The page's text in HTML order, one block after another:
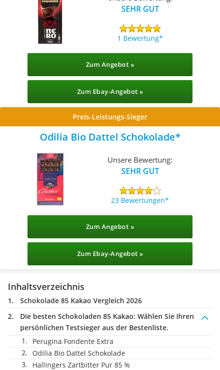
SEHR GUT
1 Bewertung
Zum Angebot »
Zum Ebay-Angebot »
Preis-Leistungs-Sieger
Odilia Bio Dattel Schokolade
Unsere Bewertung:
SEHR GUT
23 Bewertungen
Zum Angebot »
Zum Ebay-Angebot »
Inhaltsverzeichnis
Schokolade 85 Kakao Vergleich 2026
Die besten Schokoladen 85 Kakao: Wählen Sie Ihren
persönlichen Testsieger aus der Bestenliste.
Perugina Fondente Extra
Odilia Bio Dattel Schokolade
Hallingers Zartbitter Pur 85 %